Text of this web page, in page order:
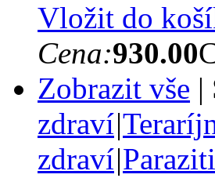
Vložit do
Cena:930.00
Zobrazit vše |
zdraví|
zdraví|